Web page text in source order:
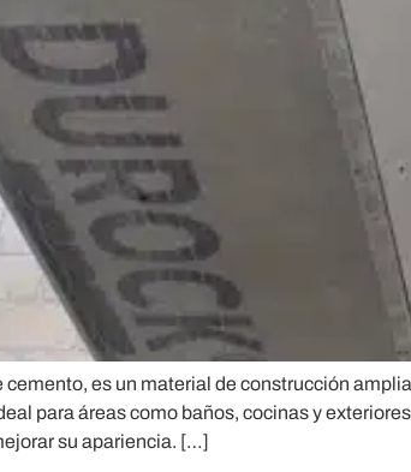
es un material de construcción
para áreas como baños, cocinas y
su apariencia. […]